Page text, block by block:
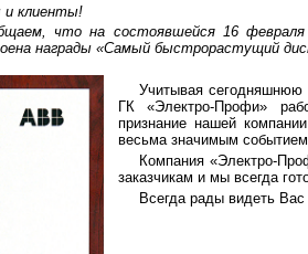
и клиенты!
что на состоявшейся 16 февраля
награды «Самый быстрорастущий
Учитывая сегодняшнюю
ГК «Электро-Профи»
признание нашей
весьма значимым
Компания «Электро-
заказчикам и мы всегда
Всегда рады видеть